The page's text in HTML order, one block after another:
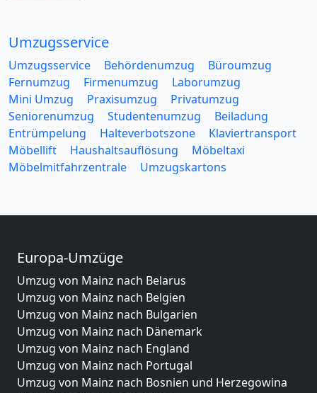
Umzugsservice
Umzugsservice Behördenumzug
Büroumzug
Fernumzug
Firmenumzug
Laborumzug
Mini Umzug
Praxisumzug
Privatumzug
Seniorenumzug
Studentenumzug
Beiladung
Entrümpelung
Halteverbotszone
Klaviertransport
Möbellift
Haushaltsauflösung
Möbeltaxi
Möbelmitfahrzentrale
Umzugskartons
Europa-Umzüge
Umzug von Mainz nach Belarus
Umzug von Mainz nach Belgien
Umzug von Mainz nach Bulgarien
Umzug von Mainz nach Dänemark
Umzug von Mainz nach England
Umzug von Mainz nach Portugal
Umzug von Mainz nach Bosnien und Herzegowina